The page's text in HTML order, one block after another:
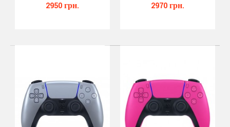
Настенное крепление для PS5 — это специально
разработанная конструкция, которая позволяет помес..
2950 грн. 2970 грн.